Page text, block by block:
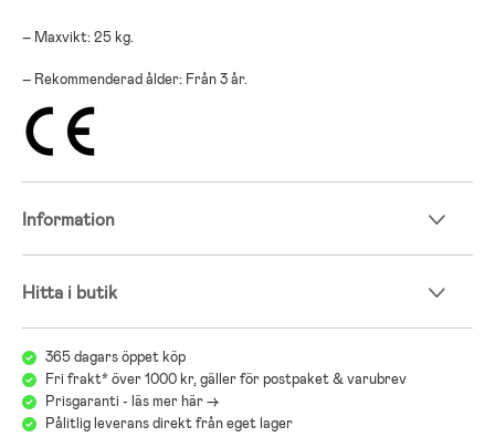
– Maxvikt: 25 kg.
– Rekommenderad ålder: Från 3 år.
Information
Hitta i butik
365 dagars öppet köp
Fri frakt* över 1000 kr, gäller för postpaket & varubrev
Prisgaranti - läs mer här ->
Pålitlig leverans direkt från eget lager